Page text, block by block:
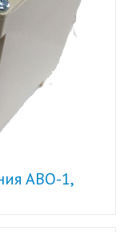
АВО-1,